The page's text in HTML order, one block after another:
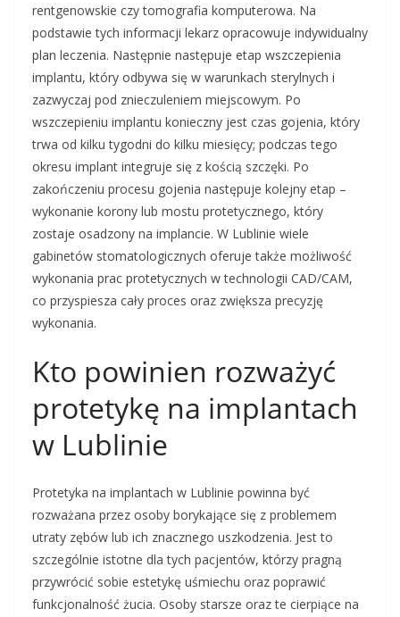
rentgenowskie czy tomografia komputerowa. Na
podstawie tych informacji lekarz opracowuje indywidualny
plan leczenia. Następnie następuje etap wszczepienia
implantu, który odbywa się w warunkach sterylnych i
zazwyczaj pod znieczuleniem miejscowym. Po
wszczepieniu implantu konieczny jest czas gojenia, który
trwa od kilku tygodni do kilku miesięcy; podczas tego
okresu implant integruje się z kością szczęki. Po
zakończeniu procesu gojenia następuje kolejny etap –
wykonanie korony lub mostu protetycznego, który
zostaje osadzony na implancie. W Lublinie wiele
gabinetów stomatologicznych oferuje także możliwość
wykonania prac protetycznych w technologii CAD/CAM,
co przyspiesza cały proces oraz zwiększa precyzję
wykonania.
Kto powinien rozważyć
protetykę na implantach
w Lublinie
Protetyka na implantach w Lublinie powinna być
rozważana przez osoby borykające się z problemem
utraty zębów lub ich znacznego uszkodzenia. Jest to
szczególnie istotne dla tych pacjentów, którzy pragną
przywrócić sobie estetykę uśmiechu oraz poprawić
funkcjonalność żucia. Osoby starsze oraz te cierpiące na